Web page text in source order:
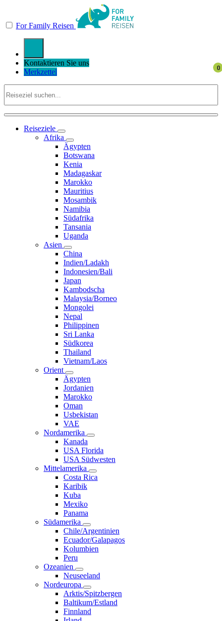
For Family Reisen
Kontaktieren Sie uns
Merkzettel
Reiseziele
Afrika
Ägypten
Botswana
Kenia
Madagaskar
Marokko
Mauritius
Mosambik
Namibia
Südafrika
Tansania
Uganda
Asien
China
Indien/Ladakh
Indonesien/Bali
Japan
Kambodscha
Malaysia/Borneo
Mongolei
Nepal
Philippinen
Sri Lanka
Südkorea
Thailand
Vietnam/Laos
Orient
Ägypten
Jordanien
Marokko
Oman
Usbekistan
VAE
Nordamerika
Kanada
USA Florida
USA Südwesten
Mittelamerika
Costa Rica
Karibik
Kuba
Mexiko
Panama
Südamerika
Chile/Argentinien
Ecuador/Galapagos
Kolumbien
Peru
Ozeanien
Neuseeland
Nordeuropa
Arktis/Spitzbergen
Baltikum/Estland
Finnland